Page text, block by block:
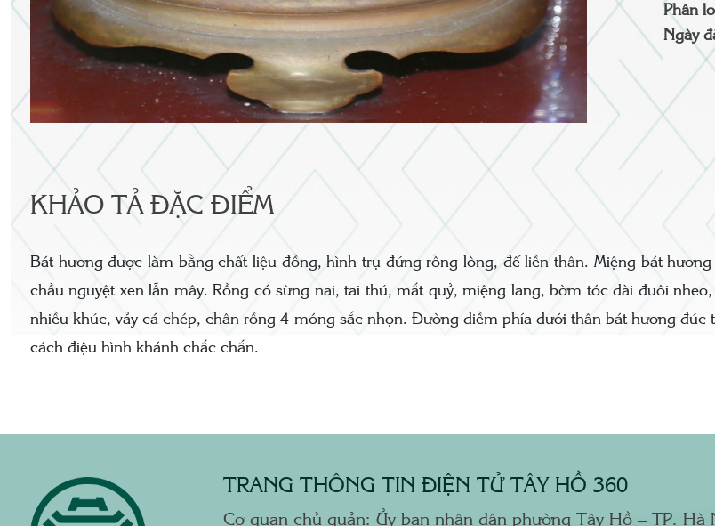
Phân
Ngày
KHẢO TẢ ĐẶC ĐIỂM
Bát hương được làm bằng chất liệu đồng, hình trụ đứng rỗng lòng, đế liền thân. Miệng bát
chầu nguyệt xen lẫn mây. Rồng có sừng nai, tai thú, mắt quỷ, miệng lang, bờm tóc dài đuôi
nhiều khúc, vảy cá chép, chân rồng 4 móng sắc nhọn. Đường diềm phía dưới thân bát hương
cách điệu hình khánh chắc chắn.
TRANG THÔNG TIN ĐIỆN TỬ TÂY HỒ 360
Cơ quan chủ quản: Ủy ban nhân dân phường Tây Hồ – TP. Hà